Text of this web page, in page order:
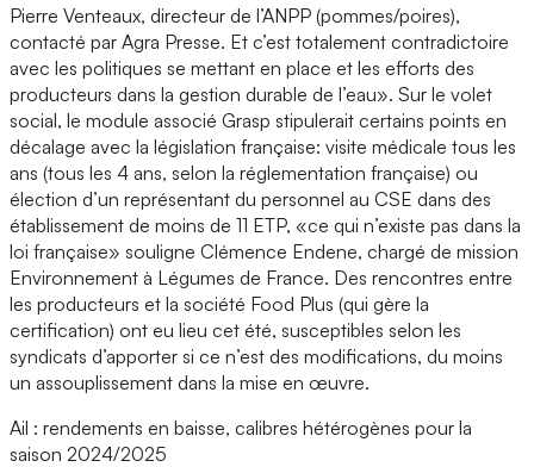
Pierre Venteaux, directeur de l’ANPP (pommes/poires),
contacté par Agra Presse. Et c’est totalement contradictoire
avec les politiques se mettant en place et les efforts des
producteurs dans la gestion durable de l’eau». Sur le volet
social, le module associé Grasp stipulerait certains points en
décalage avec la législation française: visite médicale tous les
ans (tous les 4 ans, selon la réglementation française) ou
élection d’un représentant du personnel au CSE dans des
établissement de moins de 11 ETP, «ce qui n’existe pas dans la
loi française» souligne Clémence Endene, chargé de mission
Environnement à Légumes de France. Des rencontres entre
les producteurs et la société Food Plus (qui gère la
certification) ont eu lieu cet été, susceptibles selon les
syndicats d’apporter si ce n’est des modifications, du moins
un assouplissement dans la mise en œuvre.
Ail : rendements en baisse, calibres hétérogènes pour la
saison 2024/2025